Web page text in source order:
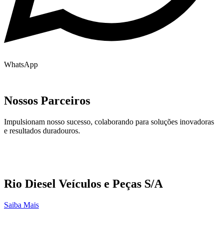
WhatsApp
Nossos Parceiros
Impulsionam nosso sucesso, colaborando para soluções inovadoras
e resultados duradouros.
Rio Diesel Veículos e Peças S/A
Saiba Mais